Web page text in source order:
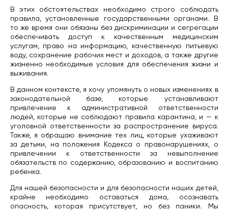
В этих обстоятельствах необходимо строго соблюдать
правила, установленные государственными органами. В
то же время они обязаны без дискриминации и сегрегации
обеспечивать доступ к качественным медицинским
услугам, право на информацию, качественную питьевую
воду, сохранение рабочих мест и доходов, а также другие
жизненно необходимые условия для обеспечения жизни и
выживания.
В данном контексте, я хочу упомянуть о новых изменениях в
законодательной базе, которые устанавливают
привлечение к административной ответственности
людей, которые не соблюдают правила карантина, и — к
уголовной ответственности за распространение вируса.
Также, я обращаю внимание тех лиц, которые ухаживают
за детьми, на положения Кодекса о правонарушениях, о
привлечении к ответственности за невыполнение
обязательств по содержанию, образованию и воспитанию
ребенка.
Для нашей безопасности и для безопасности наших детей,
крайне необходимо оставаться дома, осознавать
опасность, которая присутствует, но без паники. Мы